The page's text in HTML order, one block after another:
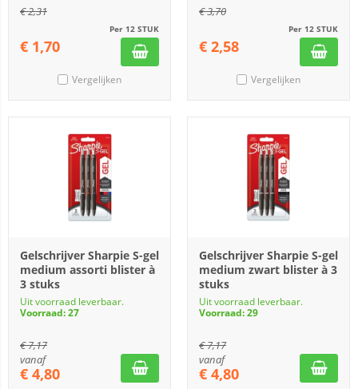
€2,31
Per 12 STUK
€ 1,70
Vergelijken
€3,70
Per 12 STUK
€ 2,58
Vergelijken
Gelschrijver Sharpie S-gel
medium assorti blister à
3 stuks
Uit voorraad leverbaar.
Voorraad: 27
€7,17
vanaf
€ 4,80
Gelschrijver Sharpie S-gel
medium zwart blister à 3
stuks
Uit voorraad leverbaar.
Voorraad: 29
€7,17
vanaf
€ 4,80